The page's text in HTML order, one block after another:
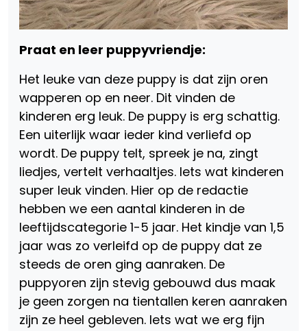
Praat en leer puppyvriendje:
Het leuke van deze puppy is dat zijn oren
wapperen op en neer. Dit vinden de
kinderen erg leuk. De puppy is erg schattig.
Een uiterlijk waar ieder kind verliefd op
wordt. De puppy telt, spreek je na, zingt
liedjes, vertelt verhaaltjes. Iets wat kinderen
super leuk vinden. Hier op de redactie
hebben we een aantal kinderen in de
leeftijdscategorie 1-5 jaar. Het kindje van 1,5
jaar was zo verleifd op de puppy dat ze
steeds de oren ging aanraken. De
puppyoren zijn stevig gebouwd dus maak
je geen zorgen na tientallen keren aanraken
zijn ze heel gebleven. Iets wat we erg fijn